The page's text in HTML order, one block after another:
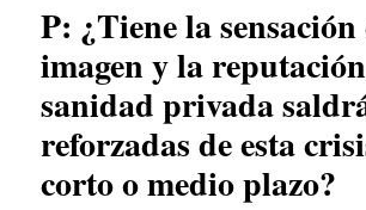
P: ¿Tiene la
imagen y la
sanidad privada
reforzadas de esta
corto o medio plazo?